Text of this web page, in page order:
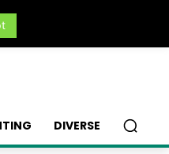
DIVERSE